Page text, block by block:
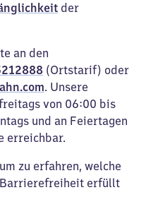
der
an den
(Ortstarif) oder
. Unsere
von 06:00 bis
und an Feiertagen
erreichbar.
zu erfahren, welche
erfüllt